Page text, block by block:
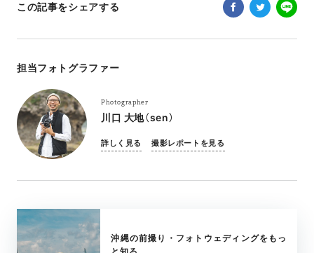
この記事をシェアする
担当フォトグラファー
Photographer
川口 大地（sen）
詳しく見る 撮影レポートを見る
沖縄の前撮り・フォトウェディングをもっ